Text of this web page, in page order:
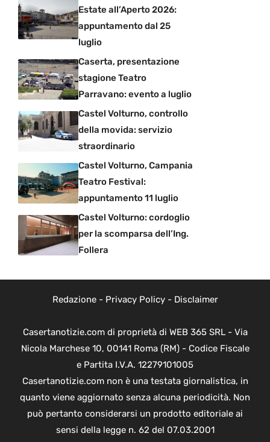
Estate all’Aperto 2026:
appuntamento dal 25
luglio
Caserta, presentazione
stagione Teatro
Parravano: evento a luglio
Castel Volturno, controllo
della movida: servizio
straordinario
Castel Volturno, Campania
Teatro Festival:
appuntamento 11 luglio
Castel Volturno: cordoglio
per la scomparsa dell’Ing.
Follera
Redazione- Privacy Policy- Disclaimer
Casertanotizie.com di proprietà di WEB 365 SRL - Via
Nicola Marchese 10, 00141 Roma (RM) - Codice Fiscale
e Partita I.V.A. 12279101005
Casertanotizie.com non è una testata giornalistica, in
quanto viene aggiornato senza alcuna periodicità. Non
può pertanto considerarsi un prodotto editoriale ai
sensi della legge n. 62 del 07.03.2001